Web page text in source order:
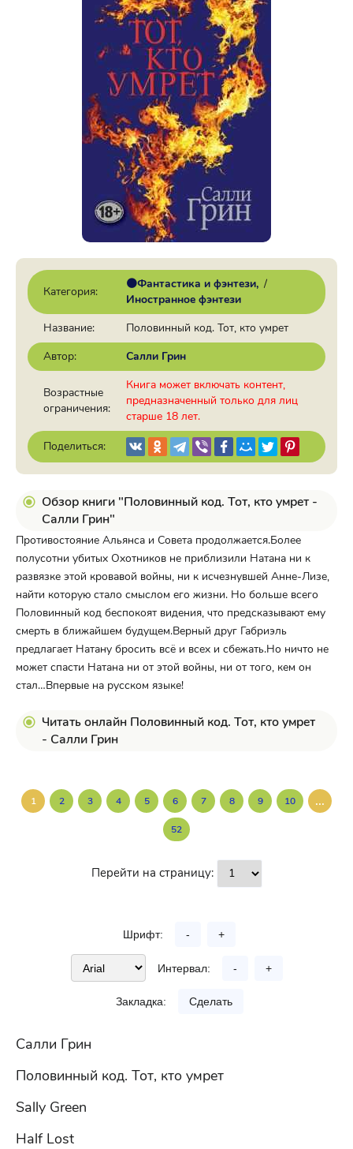
Категория:
🟠Фантастика и фэнтези /
Иностранное фэнтези
Название:
Половинный код. Тот, кто умрет
Автор:
Салли Грин
Возрастные
ограничения:
Книга может включать контент,
предназначенный только для лиц
старше 18 лет.
Поделиться:
Обзор книги "Половинный код. Тот, кто умрет -
Салли Грин"
Противостояние Альянса и Совета продолжается.Более
полусотни убитых Охотников не приблизили Натана ни к
развязке этой кровавой войны, ни к исчезнувшей Анне-Лизе,
найти которую стало смыслом его жизни. Но больше всего
Половинный код беспокоят видения, что предсказывают ему
смерть в ближайшем будущем.Верный друг Габриэль
предлагает Натану бросить всё и всех и сбежать.Но ничто не
может спасти Натана ни от этой войны, ни от того, кем он
стал…Впервые на русском языке!
Читать онлайн Половинный код. Тот, кто умрет
- Салли Грин
1 2 3 4 5 6 7 8 9 10 ...
52
Перейти на страницу:
Шрифт: - +
Интервал: - +
Закладка: Сделать
Салли Грин
Половинный код. Тот, кто умрет
Sally Green
Half Lost